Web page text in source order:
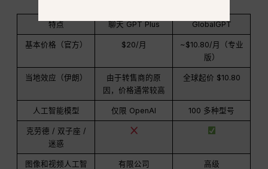
特点 聊天 GPT Plus GlobalGPT
基本价格（官方） $20/月
~$10.80/月（专业
版）
当地效应（伊朗）
由于转售商的原
因，价格通常较高
全球起价 $10.80
人工智能模型 仅限 OpenAI 100 多种型号
克劳德 / 双子座 /
迷惑
图像和视频人工智
有限公司 高级